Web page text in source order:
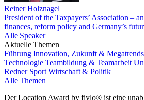
Reiner Holznagel
President of the Taxpayers’ Association –
finances, reform policy and Germany’s
Alle Speaker
Aktuelle Themen
Führung Innovation, Zukunft & Megatrends
Technologie Teambildung & Teamarbeit
Redner Sport Wirtschaft & Politik
Alle Themen
Der Location Award by fiylo® ist eine